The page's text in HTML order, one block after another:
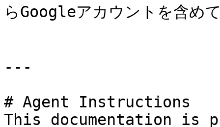
らGoogleアカウントを含め
---
# Agent Instructions
This documentation is